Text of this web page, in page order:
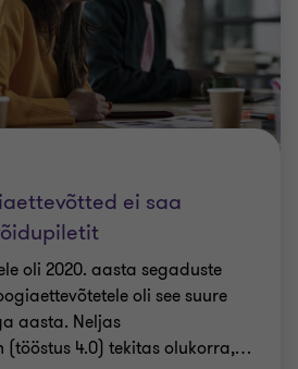
ei saa
oli 2020. aasta segaduste
oli see suure
aasta. Neljas
(tööstus 4.0) tekitas olukorra,…